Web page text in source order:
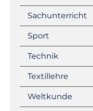
Sachunterricht
Sport
Technik
Textillehre
Weltkunde